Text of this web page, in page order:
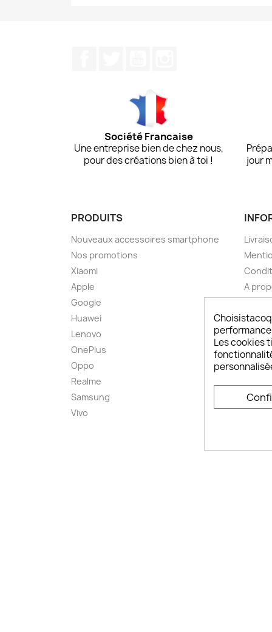
Société Francaise
Une entreprise bien de chez nous,
pour des créations bien à toi !
jour
PRODUITS
Nouveaux accessoires smartphone
Nos promotions
Xiaomi
Apple
Google
Huawei
Lenovo
OnePlus
Oppo
Realme
Samsung
Vivo
A
FAQ
Plan
Les cookies